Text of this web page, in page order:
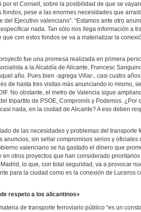
el Consell, sobre la posibilidad de que se
pese a las enormes necesidades que
del Ejecutivo valenciano”. “Estamos ante otro
nada. Tan sólo nos llega información a
con estos fondos se va a materializar la
fue una promesa realizada en primera
a la Alcaldía de Alicante, Francesc
año. Pues bien -agrega Villar-, casi cuatro
de hasta tres visitas más anunciando lo mismo,
No obstante, el metro de Valencia sigue
tripartito de PSOE, Compromís y Podemos. ¿Por
nada, en la ciudad de Alicante? A eso deben
de las necesidades y problemas del transporte
anuncios, sin sellar compromisos serios y oficiales
valenciano se ha gastado el dinero que
en otros proyectos que han considerado
lo que, con total seguridad, va a provocar
para la ciudad como es la conexión de Luceros
respeto a los alicantinos»
de transporte ferroviario público “es un